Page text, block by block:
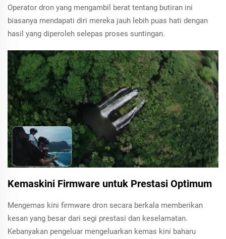
Operator dron yang mengambil berat tentang butiran ini
biasanya mendapati diri mereka jauh lebih puas hati dengan
hasil yang diperoleh selepas proses suntingan.
Kemaskini Firmware untuk Prestasi Optimum
Mengemas kini firmware dron secara berkala memberikan
kesan yang besar dari segi prestasi dan keselamatan.
Kebanyakan pengeluar mengeluarkan kemas kini baharu